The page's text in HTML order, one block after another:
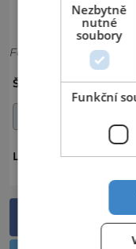
Foto: Wikimedia
ŠTÍTKY:
LOKALITA:
Nezbytně
nutné
soubory
Funkční